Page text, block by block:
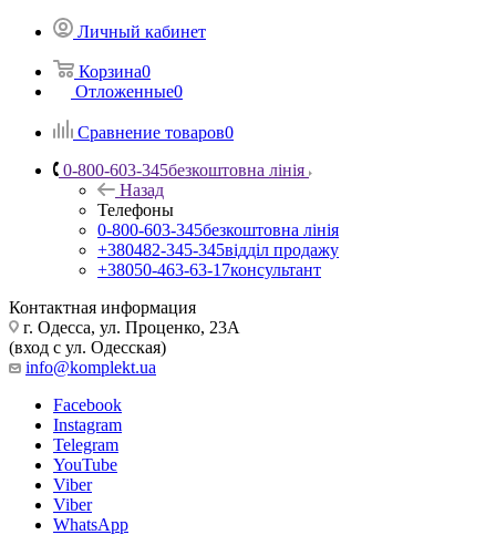
Личный кабинет
Корзина0
Отложенные0
Сравнение товаров0
0-800-603-345безкоштовна лінія
Назад
Телефоны
0-800-603-345безкоштовна лінія
+380482-345-345відділ продажу
+38050-463-63-17консультант
Контактная информация
г. Одесса, ул. Проценко, 23А
(вход с ул. Одесская)
info@komplekt.ua
Facebook
Instagram
Telegram
YouTube
Viber
Viber
WhatsApp